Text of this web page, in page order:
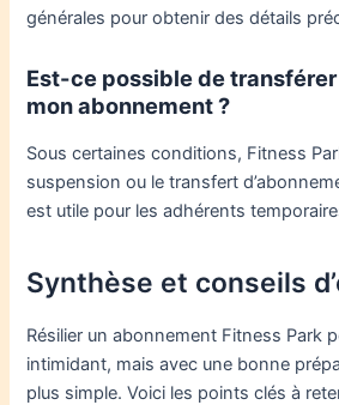
générales pour obtenir des détails
Est-ce possible de
mon abonnement ?
Sous certaines conditions, Fitness
suspension ou le transfert
est utile pour les adhérents
Synthèse et conseils
Résilier un abonnement Fitness Park
intimidant, mais avec une bonne
plus simple. Voici les points clés à